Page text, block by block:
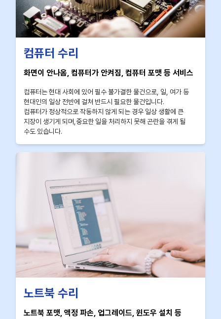
컴퓨터 수리
화면이 안나옴, 컴퓨터가 안켜짐, 컴퓨터 포맷 등 서비스
컴퓨터는 현대 사회에 있어 필수 불가결한 물건으로, 일, 여가 등
현대인의 일상 전반에 걸쳐 반드시 필요한 물건입니다.
컴퓨터가 정상적으로 작동하지 않게 되는 경우 일상 생활에 큰
지장이 생기게 되며,중요한 일을 처리하지 못해 곤란을 겪게 될
수도 있습니다.
노트북 수리
노트북 포맷, 액정 파손, 업그레이드, 윈도우 설치 등